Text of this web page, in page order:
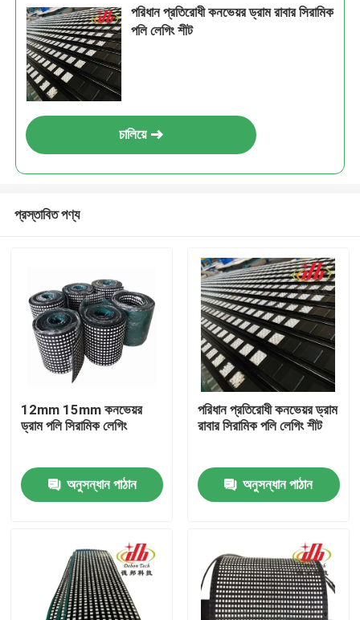
ভিডিও
পরিধান প্রতিরোধী কনভেয়র ড্রাম রাবার সিরামিক
পলি লেগিং শীট
চালিয়ে
প্রস্তাবিত পণ্য
12mm 15mm কনভেয়র
ড্রাম পলি সিরামিক লেগিং
অনুসন্ধান পাঠান
পরিধান প্রতিরোধী কনভেয়র ড্রাম
রাবার সিরামিক পলি লেগিং শীট
অনুসন্ধান পাঠান